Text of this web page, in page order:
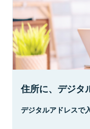
住所に、デジタ
デジタルアドレスで